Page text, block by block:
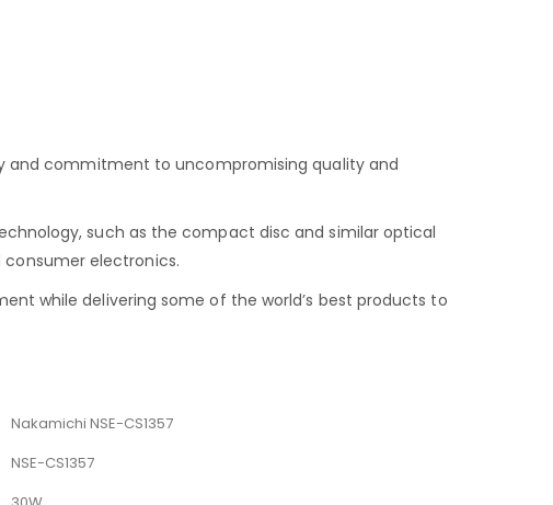
and commitment to uncompromising quality and
such as the compact disc and similar optical
electronics.
while delivering some of the world’s best products to
Nakamichi NSE-CS1357
NSE-CS1357